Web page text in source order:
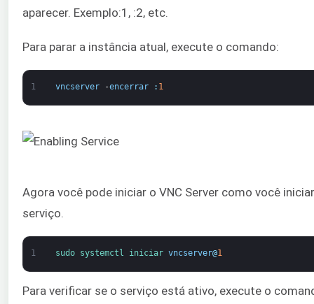
aparecer. Exemplo:1, :2, etc.
Para parar a instância atual, execute o comando:
1 vncserver -encerrar : 1
Agora você pode iniciar o VNC Server como você
serviço.
1 sudo systemctl iniciar vncserver@1
Para verificar se o serviço está ativo, execute o